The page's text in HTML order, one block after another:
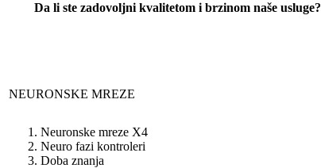
Da li ste zadovoljni kvalitetom i brzinom naše usluge?
NEURONSKE MREZE
Neuronske mreze X4
Neuro fazi kontroleri
Doba znanja